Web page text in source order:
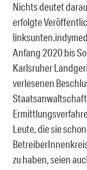
Nichts deutet
erfolgte
Anfang 2020 bis
Karlsruher
verlesenen
Leute, die sie
zu haben, seien